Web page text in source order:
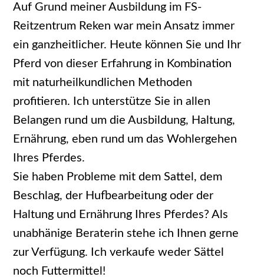
Auf Grund meiner Ausbildung im FS-
Reitzentrum Reken war mein Ansatz immer
ein ganzheitlicher. Heute können Sie und Ihr
Pferd von dieser Erfahrung in Kombination
mit naturheilkundlichen Methoden
profitieren. Ich unterstütze Sie in allen
Belangen rund um die Ausbildung, Haltung,
Ernährung, eben rund um das Wohlergehen
Ihres Pferdes.
Sie haben Probleme mit dem Sattel, dem
Beschlag, der Hufbearbeitung oder der
Haltung und Ernährung Ihres Pferdes? Als
unabhänige Beraterin stehe ich Ihnen gerne
zur Verfügung. Ich verkaufe weder Sättel
noch Futtermittel!